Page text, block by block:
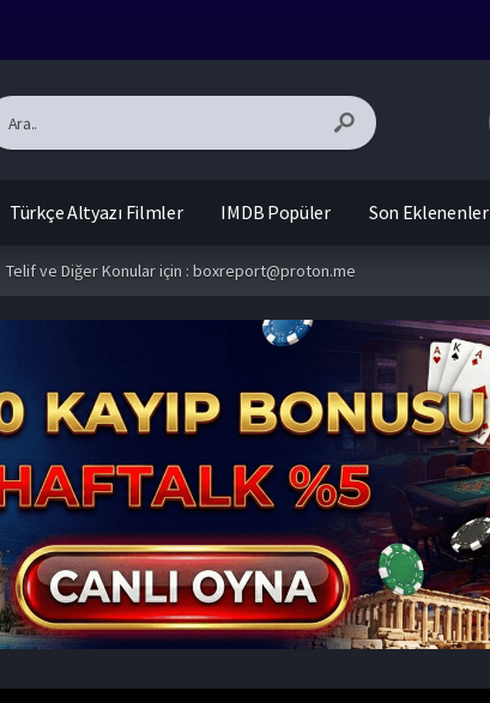
Türkçe Altyazı Filmler IMDB Popüler Son Eklenenler
Telif ve Diğer Konular için : boxreport@proton.me